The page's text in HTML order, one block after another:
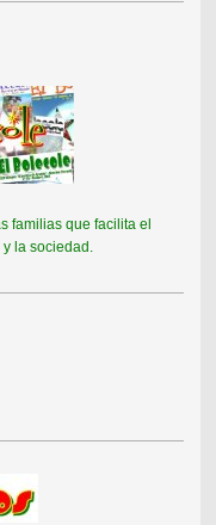
familias que facilita el
la sociedad.